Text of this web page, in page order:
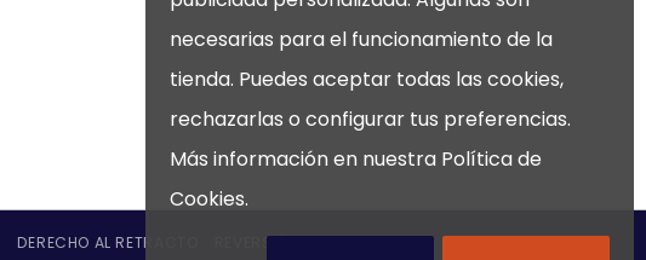
DERECHO AL RETRACTO REVERSIÓN DE PAGO
necesarias para el funcionamiento de la
tienda. Puedes aceptar todas las cookies,
rechazarlas o configurar tus preferencias.
Más información en nuestra Política de
Cookies.